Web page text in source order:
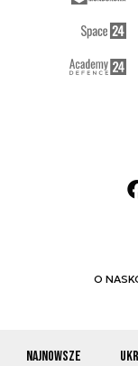
Najnowsze
O NAS